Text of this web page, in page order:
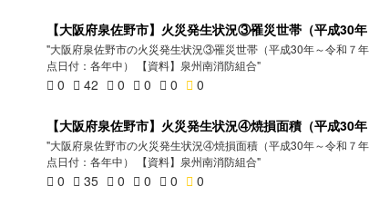
【大阪府泉佐野市】火災発生状況③罹災世帯（平成30年
"大阪府泉佐野市の火災発生状況③罹災世帯（平成30年～令和７
点日付：各年中） 【資料】泉州南消防組合"
0 42 0 0 0 0
【大阪府泉佐野市】火災発生状況④焼損面積（平成30年
"大阪府泉佐野市の火災発生状況④焼損面積（平成30年～令和７
点日付：各年中） 【資料】泉州南消防組合"
0 35 0 0 0 0